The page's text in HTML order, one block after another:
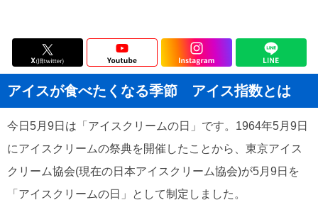
アイスが食べたくなる季節 アイス指数とは
今日5月9日は「アイスクリームの日」です。1964年5月9日
にアイスクリームの祭典を開催したことから、東京アイス
クリーム協会(現在の日本アイスクリーム協会)が5月9日を
「アイスクリームの日」として制定しました。